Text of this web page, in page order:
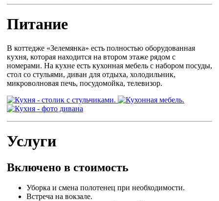
Питание
В коттедже «Зелемянка» есть полностью оборудованная
кухня, которая находится на втором этаже рядом с
номерами. На кухне есть кухонная мебель с набором посуды,
стол со стульями, диван для отдыха, холодильник,
микроволновая печь, посудомойка, телевизор.
Услуги
Включено в стоимость
Уборка и смена полотенец при необходимости.
Встреча на вокзале.